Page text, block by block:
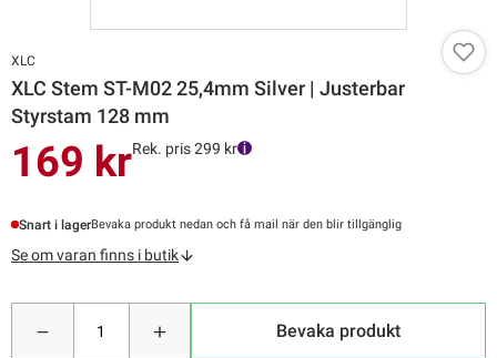
XLC
XLC Stem ST-M02 25,4mm Silver | Justerbar
Styrstam 128 mm
169 krRek. pris 299 kr
Snart i lagerBevaka produkt nedan och få mail när den blir tillgänglig
Se om varan finns i butik
Bevaka produkt